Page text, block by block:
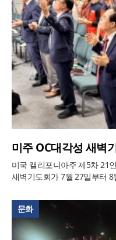
미주 OC대각성 새벽
미국 캘리포니아주 제5차 21
새벽기도회가 7월 27일부터
문화